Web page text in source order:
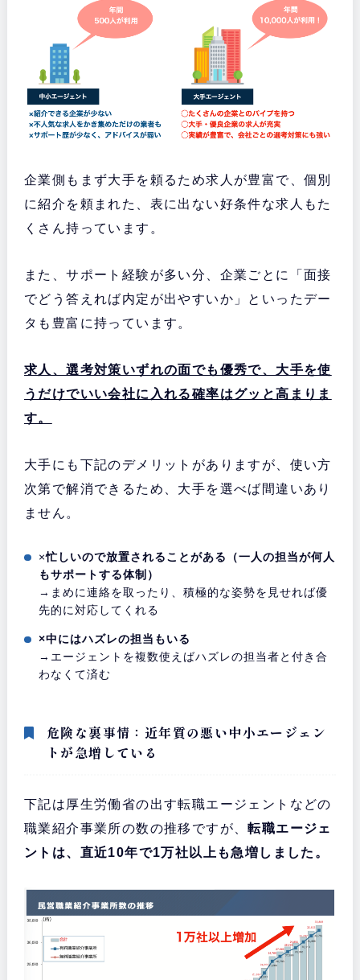
企業側もまず大手を頼るため求人が豊富で、個別
に紹介を頼まれた、表に出ない好条件な求人もた
くさん持っています。
また、サポート経験が多い分、企業ごとに「面接
でどう答えれば内定が出やすいか」といったデー
タも豊富に持っています。
求人、選考対策いずれの面でも優秀で、大手を使
うだけでいい会社に入れる確率はグッと高まりま
す。
大手にも下記のデメリットがありますが、使い方
次第で解消できるため、大手を選べば間違いあり
ません。
×忙しいので放置されることがある（一人の担当が何人
もサポートする体制）
→まめに連絡を取ったり、積極的な姿勢を見せれば優
先的に対応してくれる
×中にはハズレの担当もいる
→エージェントを複数使えばハズレの担当者と付き合
わなくて済む
危険な裏事情：近年質の悪い中小エージェン
トが急増している
下記は厚生労働省の出す転職エージェントなどの
職業紹介事業所の数の推移ですが、転職エージェ
ントは、直近10年で1万社以上も急増しました。